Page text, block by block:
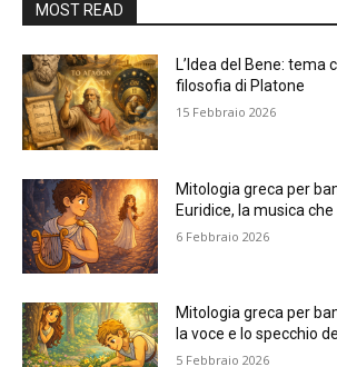
MOST READ
L’Idea del Bene: tema
filosofia di Platone
15 Febbraio 2026
Mitologia greca per
Euridice, la musica
6 Febbraio 2026
Mitologia greca per
la voce e lo specchio
5 Febbraio 2026